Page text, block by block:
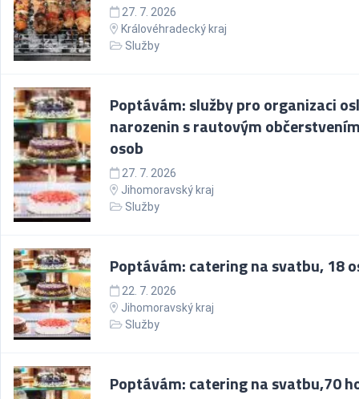
27. 7. 2026
Královéhradecký kraj
Služby
Poptávám: služby pro organizaci
narozenin s rautovým
osob
27. 7. 2026
Jihomoravský kraj
Služby
Poptávám: catering na svatbu, 18
22. 7. 2026
Jihomoravský kraj
Služby
Poptávám: catering na svatbu,70